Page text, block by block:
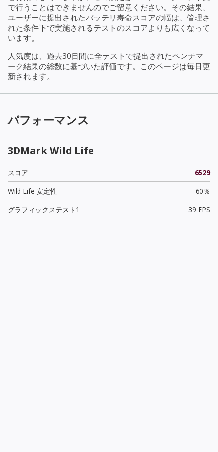
で行うことはできませんのでご留意ください。その結果、
ユーザーに提出されたバッテリ寿命スコアの幅は、管理さ
れた条件下で実施されるテストのスコアよりも広くなって
います。
人気度は、過去30日間に全テストで提出されたベンチマ
ーク結果の総数に基づいた評価です。このページは毎日更
新されます。
パフォーマンス
3DMark Wild Life
スコア
6529
Wild Life 安定性
60％
グラフィックステスト1
39 FPS